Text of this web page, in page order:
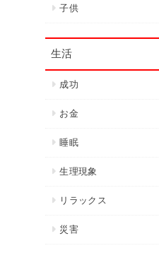
子供
生活
成功
お金
睡眠
生理現象
リラックス
災害